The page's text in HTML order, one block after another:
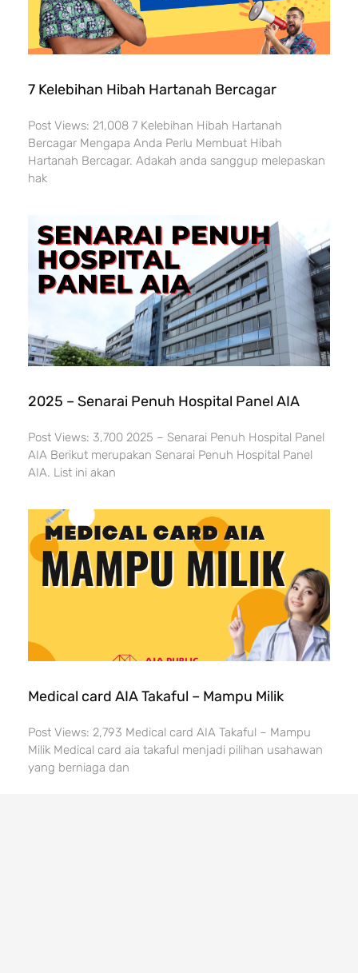
7 Kelebihan Hibah Hartanah Bercagar
Post Views: 21,008 7 Kelebihan Hibah Hartanah
Bercagar Mengapa Anda Perlu Membuat Hibah
Hartanah Bercagar. Adakah anda sanggup melepaskan
hak
2025 – Senarai Penuh Hospital Panel AIA
Post Views: 3,700 2025 – Senarai Penuh Hospital Panel
AIA Berikut merupakan Senarai Penuh Hospital Panel
AIA. List ini akan
Medical card AIA Takaful – Mampu Milik
Post Views: 2,793 Medical card AIA Takaful – Mampu
Milik Medical card aia takaful menjadi pilihan usahawan
yang berniaga dan